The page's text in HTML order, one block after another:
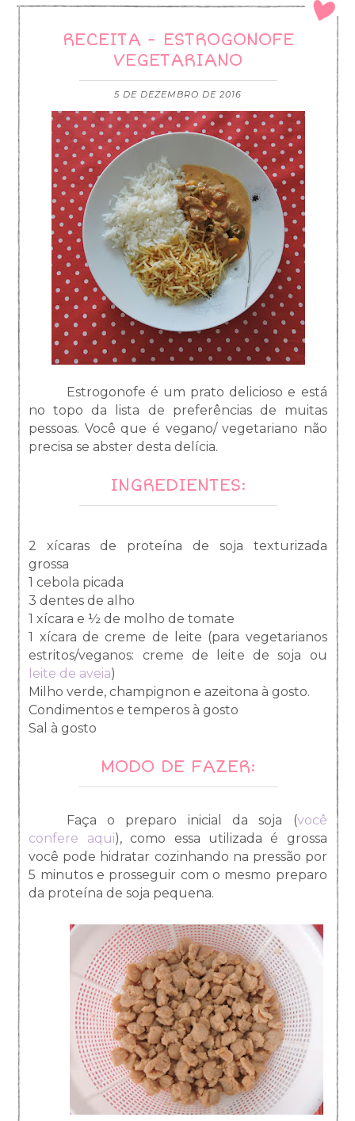
RECEITA - ESTROGONOFE
VEGETARIANO
5 DE DEZEMBRO DE 2016
Estrogonofe é um prato delicioso e está
no topo da lista de preferências de muitas
pessoas. Você que é vegano/ vegetariano não
precisa se abster desta delícia.
INGREDIENTES:
2 xícaras de proteína de soja texturizada
grossa
1 cebola picada
3 dentes de alho
1 xícara e ½ de molho de tomate
1 xícara de creme de leite (para vegetarianos
estritos/veganos: creme de leite de soja ou
leite de aveia)
Milho verde, champignon e azeitona à gosto.
Condimentos e temperos à gosto
Sal à gosto
MODO DE FAZER:
Faça o preparo inicial da soja (você
confere aqui), como essa utilizada é grossa
você pode hidratar cozinhando na pressão por
5 minutos e prosseguir com o mesmo preparo
da proteína de soja pequena.